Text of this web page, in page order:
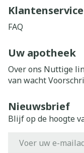
Klantenservice
FAQ
Uw apotheek
Over ons Nuttige
van wacht
Nieuwsbrief
Blijf op de hoogte